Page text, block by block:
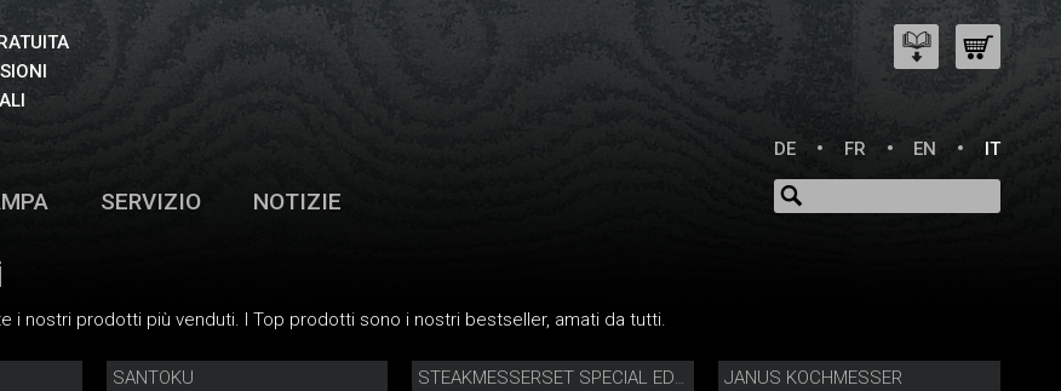
DE
FR EN IT
SERVIZIO NOTIZIE
i nostri prodotti più venduti. I Top prodotti sono i nostri bestseller, amati da tutti.
SANTOKU STEAKMESSERSET SPECIAL EDITION JANUS KOCHMESSER